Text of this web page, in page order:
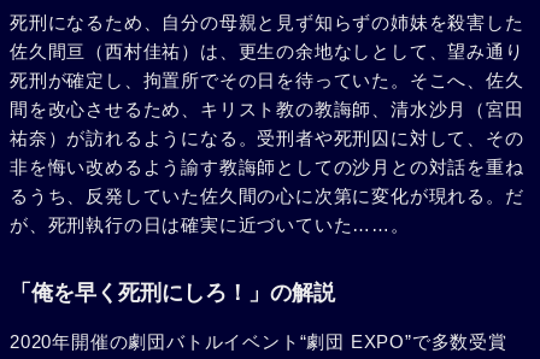
死刑になるため、自分の母親と見ず知らずの姉妹を殺害した
佐久間亘（西村佳祐）は、更生の余地なしとして、望み通り
死刑が確定し、拘置所でその日を待っていた。そこへ、佐久
間を改心させるため、キリスト教の教誨師、清水沙月（宮田
祐奈）が訪れるようになる。受刑者や死刑囚に対して、その
非を悔い改めるよう諭す教誨師としての沙月との対話を重ね
るうち、反発していた佐久間の心に次第に変化が現れる。だ
が、死刑執行の日は確実に近づいていた……。
「俺を早く死刑にしろ！」の解説
2020年開催の劇団バトルイベント“劇団 EXPO”で多数受賞